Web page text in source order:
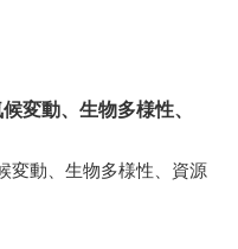
変動、生物多様性、